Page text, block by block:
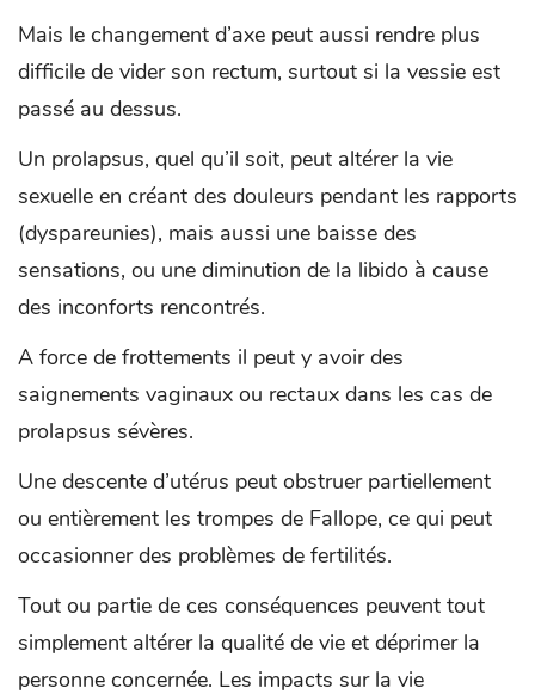
Mais le changement d’axe peut aussi rendre plus
difficile de vider son rectum, surtout si la vessie est
passé au dessus.
Un prolapsus, quel qu’il soit, peut altérer la vie
sexuelle en créant des douleurs pendant les rapports
(dyspareunies), mais aussi une baisse des
sensations, ou une diminution de la libido à cause
des inconforts rencontrés.
A force de frottements il peut y avoir des
saignements vaginaux ou rectaux dans les cas de
prolapsus sévères.
Une descente d’utérus peut obstruer partiellement
ou entièrement les trompes de Fallope, ce qui peut
occasionner des problèmes de fertilités.
Tout ou partie de ces conséquences peuvent tout
simplement altérer la qualité de vie et déprimer la
personne concernée. Les impacts sur la vie